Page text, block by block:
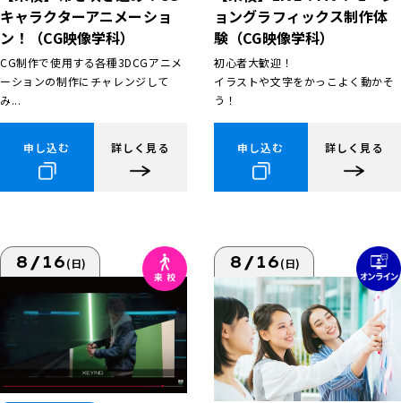
キャラクターアニメーショ
ン！（CG映像学科）
CG制作で使用する各種3DCGアニメ
ーションの制作にチャレンジして
み...
申し込む 詳しく見る
ョングラフィックス制作体
験（CG映像学科）
初心者大歓迎！
イラストや文字をかっこよく動かそ
う！
申し込む 詳しく見る
8/16(日) 8/16(日)